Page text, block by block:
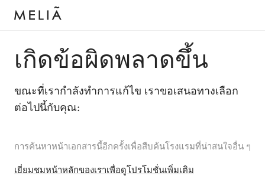
เกิดข้อผิดพลาดขึ้น
ขณะที่เรากำลังทำการแก้ไข เราขอเสนอทางเลือก
ต่อไปนี้กับคุณ:
การค้นหาหน้าเอกสารนี้อีกครั้งเพื่อสืบค้นโรงแรมที่น่าสนใจอื่น ๆ
เยี่ยมชมหน้าหลักของเราเพื่อดูโปรโมชั่นเพิ่มเติม